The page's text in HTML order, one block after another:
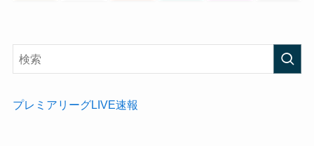
プレミアリーグLIVE速報